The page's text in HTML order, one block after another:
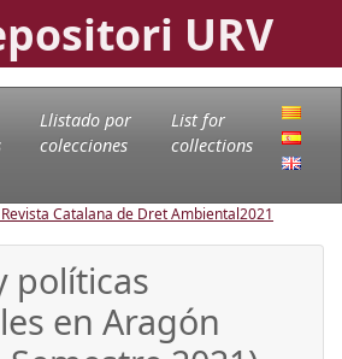
URV
Llistado por
colecciones
List for
collections
Catalana de Dret Ambiental2021
políticas
en Aragón